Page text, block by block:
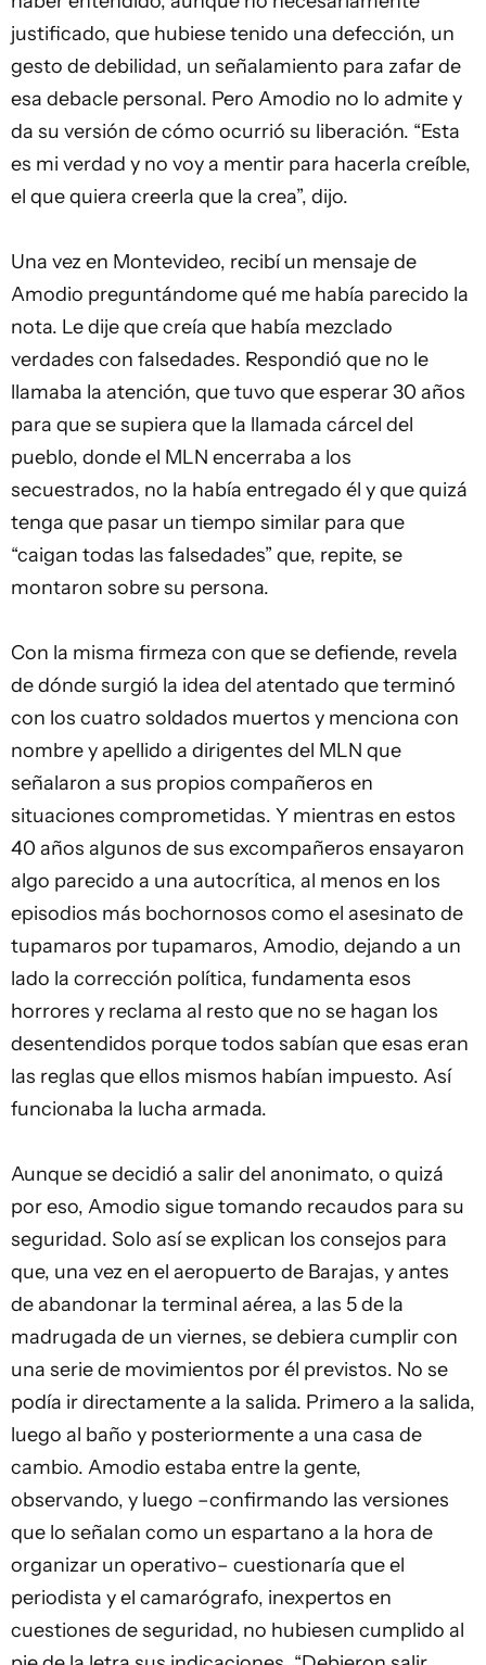
justificado, que hubiese tenido una defección, un
gesto de debilidad, un señalamiento para zafar de
esa debacle personal. Pero Amodio no lo admite y
da su versión de cómo ocurrió su liberación. “Esta
es mi verdad y no voy a mentir para hacerla creíble,
el que quiera creerla que la crea”, dijo.
Una vez en Montevideo, recibí un mensaje de
Amodio preguntándome qué me había parecido la
nota. Le dije que creía que había mezclado
verdades con falsedades. Respondió que no le
llamaba la atención, que tuvo que esperar 30 años
para que se supiera que la llamada cárcel del
pueblo, donde el MLN encerraba a los
secuestrados, no la había entregado él y que quizá
tenga que pasar un tiempo similar para que
“caigan todas las falsedades” que, repite, se
montaron sobre su persona.
Con la misma firmeza con que se defiende, revela
de dónde surgió la idea del atentado que terminó
con los cuatro soldados muertos y menciona con
nombre y apellido a dirigentes del MLN que
señalaron a sus propios compañeros en
situaciones comprometidas. Y mientras en estos
40 años algunos de sus excompañeros ensayaron
algo parecido a una autocrítica, al menos en los
episodios más bochornosos como el asesinato de
tupamaros por tupamaros, Amodio, dejando a un
lado la corrección política, fundamenta esos
horrores y reclama al resto que no se hagan los
desentendidos porque todos sabían que esas eran
las reglas que ellos mismos habían impuesto. Así
funcionaba la lucha armada.
Aunque se decidió a salir del anonimato, o quizá
por eso, Amodio sigue tomando recaudos para su
seguridad. Solo así se explican los consejos para
que, una vez en el aeropuerto de Barajas, y antes
de abandonar la terminal aérea, a las 5 de la
madrugada de un viernes, se debiera cumplir con
una serie de movimientos por él previstos. No se
podía ir directamente a la salida. Primero a la salida,
luego al baño y posteriormente a una casa de
cambio. Amodio estaba entre la gente,
observando, y luego –confirmando las versiones
que lo señalan como un espartano a la hora de
organizar un operativo– cuestionaría que el
periodista y el camarógrafo, inexpertos en
cuestiones de seguridad, no hubiesen cumplido al